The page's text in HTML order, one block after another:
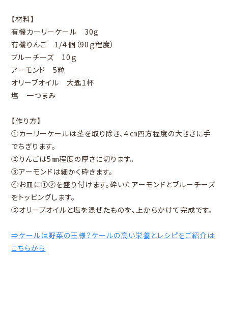
【材料】
有機カーリーケール 30g
有機りんご 1/４個（90ｇ程度）
ブルーチーズ 10ｇ
アーモンド 5粒
オリーブオイル 大匙1杯
塩 一つまみ
【作り方】
①カーリーケールは茎を取り除き、４㎝四方程度の大きさに手
でちぎります。
②りんごは5㎜程度の厚さに切ります。
③アーモンドは細かく砕きます。
④お皿に①②を盛り付けます。砕いたアーモンドとブルーチーズ
をトッピングします。
⑤オリーブオイルと塩を混ぜたものを、上からかけて完成です。
⇒ケールは野菜の王様？ケールの高い栄養とレシピをご紹介は
こちらから